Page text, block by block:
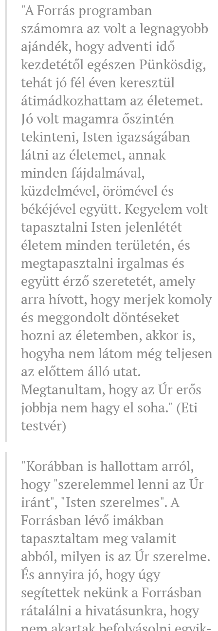
"A Forrás programban
számomra az volt a legnagyobb
ajándék, hogy adventi idő
kezdetétől egészen Pünkösdig,
tehát jó fél éven keresztül
átimádkozhattam az életemet.
Jó volt magamra őszintén
tekinteni, Isten igazságában
látni az életemet, annak
minden fájdalmával,
küzdelmével, örömével és
békéjével együtt. Kegyelem volt
tapasztalni Isten jelenlétét
életem minden területén, és
megtapasztalni irgalmas és
együtt érző szeretetét, amely
arra hívott, hogy merjek komoly
és meggondolt döntéseket
hozni az életemben, akkor is,
hogyha nem látom még teljesen
az előttem álló utat.
Megtanultam, hogy az Úr erős
jobbja nem hagy el soha." (Eti
testvér)
"Korábban is hallottam arról,
hogy "szerelemmel lenni az Úr
iránt", "Isten szerelmes". A
Forrásban lévő imákban
tapasztaltam meg valamit
abból, milyen is az Úr szerelme.
És annyira jó, hogy úgy
segítettek nekünk a Forrásban
rátalálni a hivatásunkra, hogy